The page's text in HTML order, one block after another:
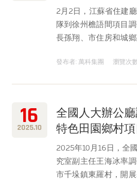
目
2月2日，江蘇省住建
隊到徐州檐語間項目
長孫翔、市住房和城
發布者: 萬科集團 瀏覽次
16
2025.10
全國人大辦公
特色田園鄉村項
2025年10月16日，全
究室副主任王海冰率
市千垛鎮東羅村，開